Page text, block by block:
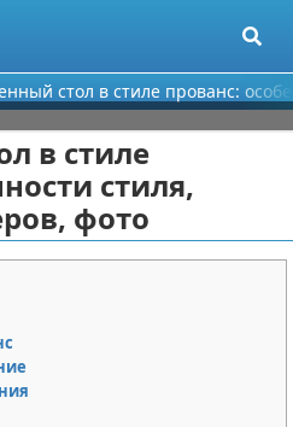
стол в стиле прованс:
в стиле
стиля,
фото